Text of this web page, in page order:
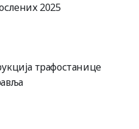
2025
трафостанице